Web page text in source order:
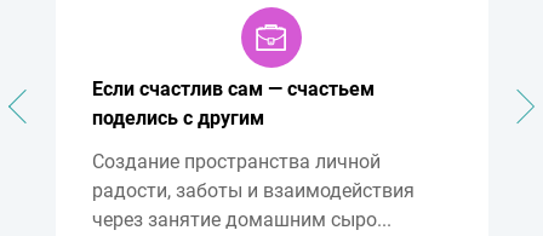
Если счастлив сам — счастьем
поделись с другим
Создание пространства личной
радости, заботы и взаимодействия
через занятие домашним сыро...